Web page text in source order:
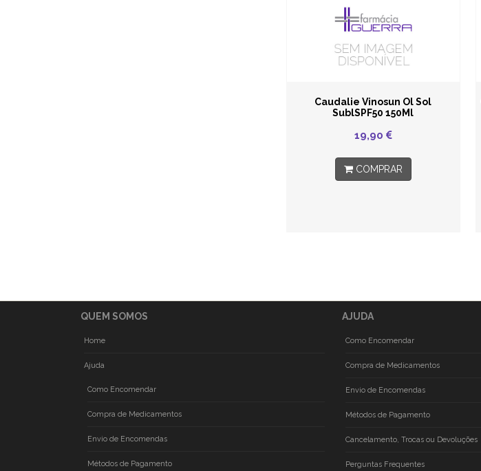
Caudalie Vinosun Ol Sol
SublSPF50 150Ml
19,90
COMPRAR
QUEM SOMOS
Home
Ajuda
Como Encomendar
Compra de Medicamentos
Envio de Encomendas
Métodos de Pagamento
AJUDA
Como Encomendar
Compra de Medicamentos
Envio de Encomendas
Métodos de Pagamento
Cancelamento, Trocas ou Devoluções
Perguntas Frequentes